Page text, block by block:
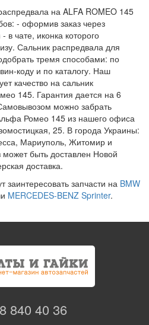
на ALFA ROMEO 145
- оформив заказ через
в чате, иконка которого
Сальник распредвала для
тремя способами: по
коду и по каталогу. Наш
качество на сальник
145. Гарантия дается на 6
можно забрать
Ромео 145 из нашего офиса
25. В города Украины:
Мариуполь, Житомир и
быть доставлен Новой
доставка.
заинтересовать запчасти на BMW
MERCEDES-BENZ Sprinter.
840 40 36